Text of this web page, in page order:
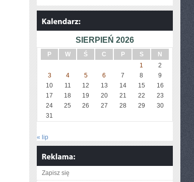
SIERPIEŃ 2026
P W Ś C P S
N
1
2
3
4 5 6 7 8
9
10
11 12 13 14 15
16
17
18 19 20 21 22
23
24
25 26 27 28 29
30
31
« lip
Zapisz się